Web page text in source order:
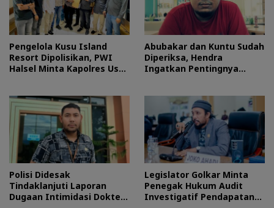
Pengelola Kusu Island
Resort Dipolisikan, PWI
Halsel Minta Kapolres Usut
Abubakar dan Kuntu Sudah
Diperiksa, Hendra
Ingatkan Pentingnya
Polisi Didesak
Tindaklanjuti Laporan
Dugaan Intimidasi Dokter
Legislator Golkar Minta
Penegak Hukum Audit
Investigatif Pendapatan